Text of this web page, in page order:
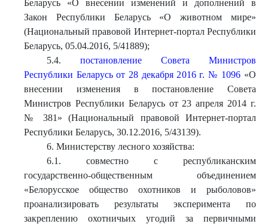
Беларусь «О внесении изменений и дополнений в
Закон Республики Беларусь «О животном мире»
(Национальный правовой Интернет-портал Республики
Беларусь, 05.04.2016, 5/41889);
5.4. постановление Совета Министров
Республики Беларусь от 28 декабря 2016 г. № 1096 «О
внесении изменения в постановление Совета
Министров Республики Беларусь от 23 апреля 2014 г.
№ 381» (Национальный правовой Интернет-портал
Республики Беларусь, 30.12.2016, 5/43139).
6. Министерству лесного хозяйства:
6.1. совместно с республиканским
государственно-общественным объединением
«Белорусское общество охотников и рыболовов»
проанализировать результаты эксперимента по
закреплению охотничьих угодий за первичными